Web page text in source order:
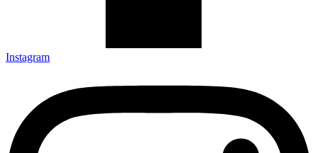
Instagram